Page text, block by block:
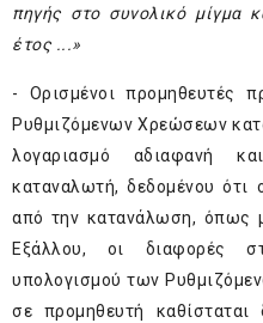
πηγής στο συνολικό μίγμα
έτος ...»
- Ορισμένοι προμηθευτές
Ρυθμιζόμενων Χρεώσεων
λογαριασμό αδιαφανή
καταναλωτή, δεδομένου ότι
από την κατανάλωση, όπως
Εξάλλου, οι διαφορές
υπολογισμού των
σε προμηθευτή